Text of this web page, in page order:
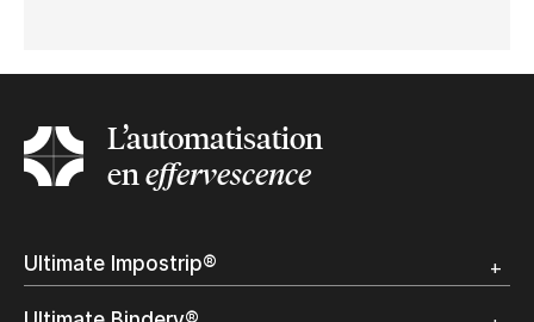
L’automatisation
eneffervescence
Ultimate Impostrip®